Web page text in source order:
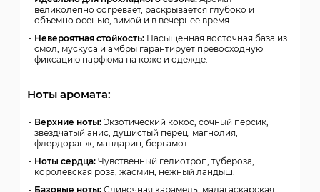
великолепно согревает, раскрывается глубоко и
объемно осенью, зимой и в вечернее время.
Невероятная стойкость: Насыщенная восточная база из
смол, мускуса и амбры гарантирует превосходную
фиксацию парфюма на коже и одежде.
Ноты аромата:
Верхние ноты: Экзотический кокос, сочный персик,
звездчатый анис, душистый перец, магнолия,
флердоранж, мандарин, бергамот.
Ноты сердца: Чувственный гелиотроп, тубероза,
королевская роза, жасмин, нежный ландыш.
Базовые ноты: Сливочная карамель, мадагаскарская